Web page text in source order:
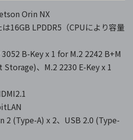
Orin NX
16GB LPDDR5（CPUにより容量
B-Key x 1 for M.2 2242 B+M
Storage)、M.2 2230 E-Key x 1
2 (Type-A) x 2、USB 2.0 (Type-